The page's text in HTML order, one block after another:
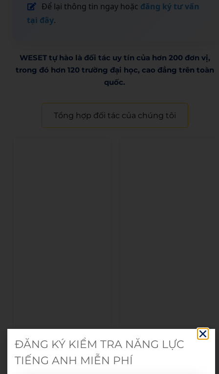
Để lại thông tin ngay hoặc đăng ký tư vấn
tại đây.
WESET tự hào là đối tác uy tín của hơn 200 đơn vị,
trong đó hơn 120 trường đại học, cao đẳng trên toàn
quốc.​
Tổng hợp đối tác của chúng tôi
ĐĂNG KÝ KIỂM TRA NĂNG LỰC
TIẾNG ANH MIỄN PHÍ